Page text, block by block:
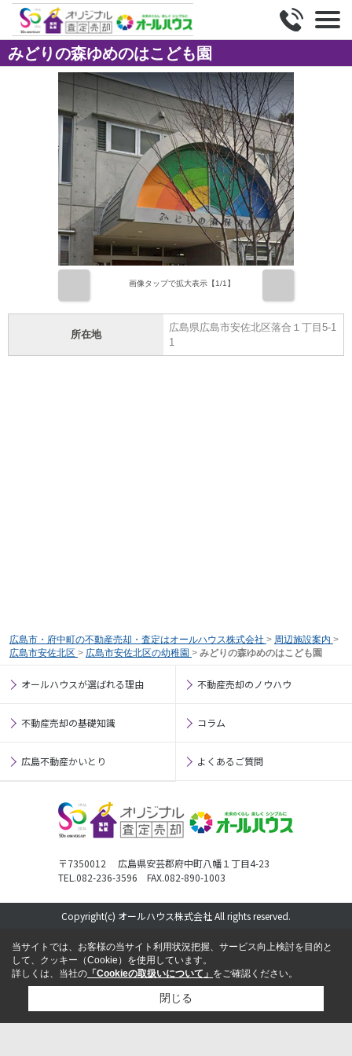
みどりの森ゆめのはこども園
画像タップで拡大表示【1/1】
所在地
広島県広島市安佐北区落合１丁目5-1
1
広島市・府中町の不動産売却・査定はオールハウス株式会社 > 周辺施設案内 >
広島市安佐北区 > 広島市安佐北区の幼稚園 > みどりの森ゆめのはこども園
オールハウスが選ばれる理由 不動産売却のノウハウ
不動産売却の基礎知識 コラム
広島不動産かいとり よくあるご質問
〒7350012 広島県安芸郡府中町八幡１丁目4-23
TEL.082-236-3596 FAX.082-890-1003
Copyright(c) オールハウス株式会社 All rights reserved.
当サイトでは、お客様の当サイト利用状況把握、サービス向上検討を目的と
して、クッキー（Cookie）を使用しています。
詳しくは、当社の 「Cookieの取扱いについて」 をご確認ください。
閉じる